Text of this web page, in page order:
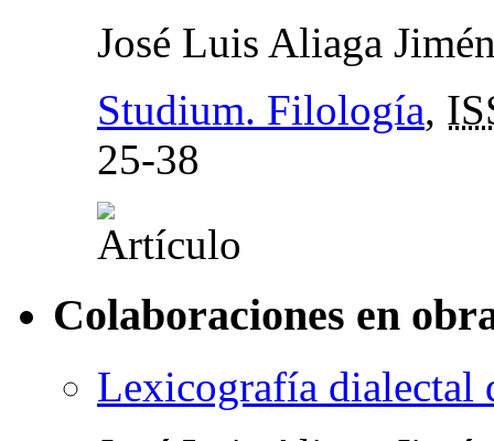
José Luis Aliaga
Studium. Filología,
25-38
Colaboraciones en
Lexicografía dialectal